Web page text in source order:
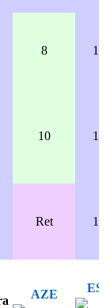
8 11
10 12
Ret 14
AZE
ESP